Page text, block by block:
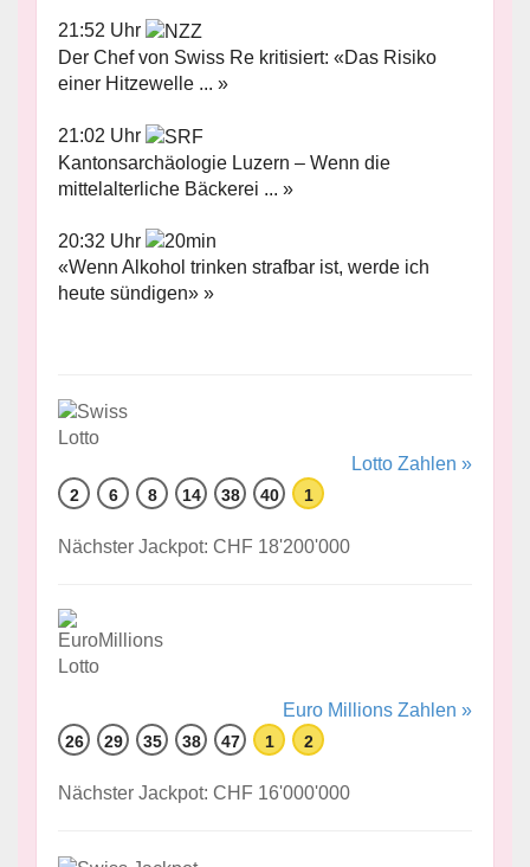
21:52 Uhr
Der Chef von Swiss Re kritisiert: «Das Risiko
einer Hitzewelle ... »
21:02 Uhr
Kantonsarchäologie Luzern – Wenn die
mittelalterliche Bäckerei ... »
20:32 Uhr
«Wenn Alkohol trinken strafbar ist, werde ich
heute sündigen» »
Lotto Zahlen »
2 6 8 14 38 40 1
Nächster Jackpot: CHF 18'200'000
Euro Millions Zahlen »
26 29 35 38 47 1 2
Nächster Jackpot: CHF 16'000'000